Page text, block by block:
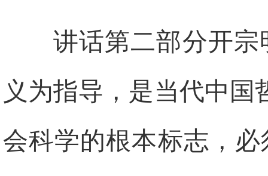
讲话第二部分开
义为指导，是当代中
会科学的根本标志，